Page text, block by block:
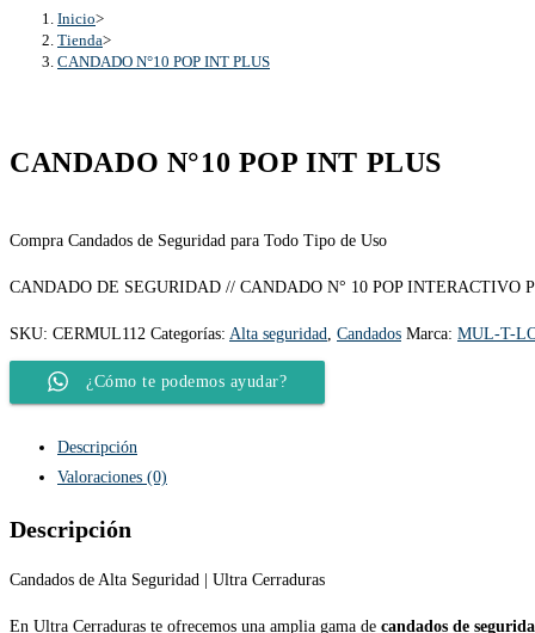
Inicio>
Tienda>
CANDADO N°10 POP INT PLUS
CANDADO N°10 POP INT PLUS
Compra Candados de Seguridad para Todo Tipo de Uso
CANDADO DE SEGURIDAD // CANDADO N° 10 POP INTERACTIVO
SKU: CERMUL112 Categorías: Alta seguridad Candados Marca: MUL-T-
¿Cómo te podemos ayudar?
Descripción
Valoraciones (0)
Descripción
Candados de Alta Seguridad | Ultra Cerraduras
En Ultra Cerraduras te ofrecemos una amplia gama de candados de